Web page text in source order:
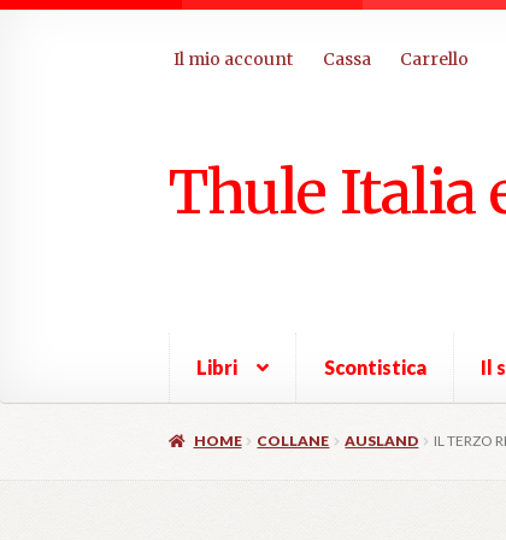
Thule Italia
Libri Scontistica Il
Il mio account Cassa Carrello
HOME COLLANE AUSLAND IL TERZO